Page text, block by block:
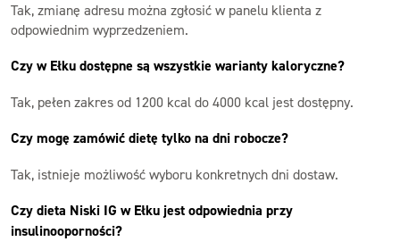
Tak, zmianę adresu można zgłosić w panelu klienta z
odpowiednim wyprzedzeniem.
Czy w Ełku dostępne są wszystkie warianty kaloryczne?
Tak, pełen zakres od 1200 kcal do 4000 kcal jest dostępny.
Czy mogę zamówić dietę tylko na dni robocze?
Tak, istnieje możliwość wyboru konkretnych dni dostaw.
Czy dieta Niski IG w Ełku jest odpowiednia przy
insulinooporności?